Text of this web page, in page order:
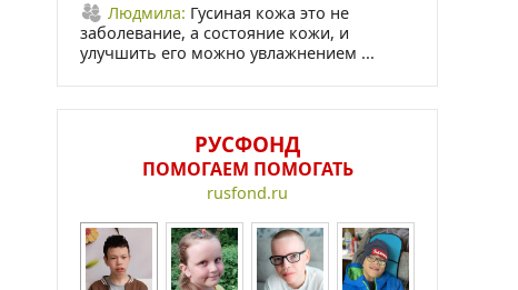
Людмила: Гусиная кожа это не
заболевание, а состояние кожи, и
улучшить его можно увлажнением ...
РУСФОНД
ПОМОГАЕМ ПОМОГАТЬ
rusfond.ru